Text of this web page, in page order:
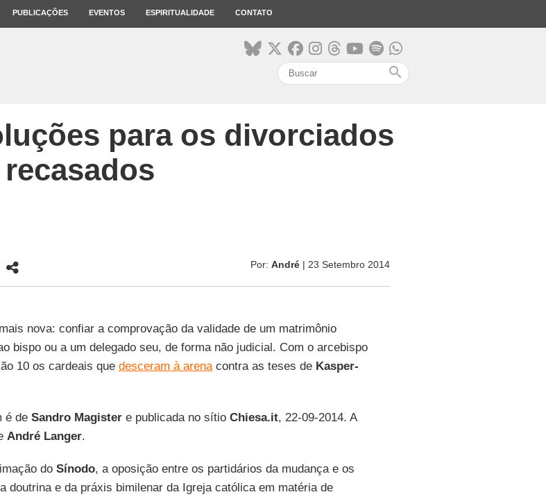
PUBLICAÇÕES EVENTOS ESPIRITUALIDADE CONTATO
search
para os divorciados
recasados
Por: André| 23 Setembro 2014
nova: confiar a comprovação da validade de um matrimônio
bispo ou a um delegado seu, de forma não judicial. Com o arcebispo
10 os cardeais que desceram à arenacontra as teses de Kasper-
é de Sandro Magistere publicada no sítio Chiesa.it, 22-09-2014. A
André Langer.
do Sínodo, a oposição entre os partidários da mudança e os
doutrina e da práxis bimilenar da Igreja católica em matéria de